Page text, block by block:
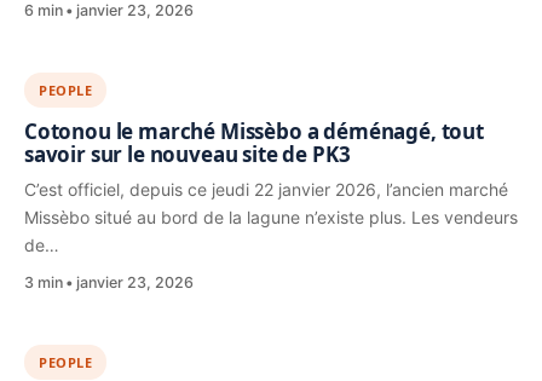
6 min janvier 23, 2026
PEOPLE
Cotonou le marché Missèbo a déménagé, tout
savoir sur le nouveau site de PK3
C’est officiel, depuis ce jeudi 22 janvier 2026, l’ancien marché
Missèbo situé au bord de la lagune n’existe plus. Les vendeurs
de…
3 min janvier 23, 2026
PEOPLE